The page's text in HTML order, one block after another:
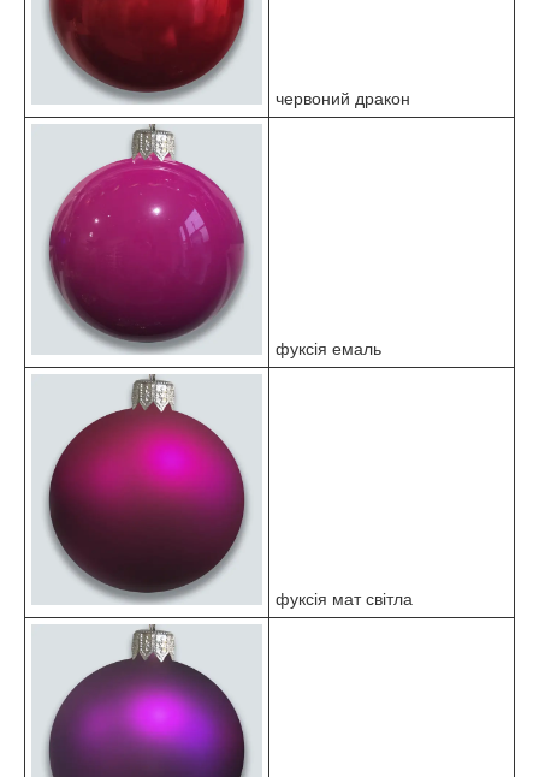
червоний дракон
фуксія емаль
фуксія мат світла